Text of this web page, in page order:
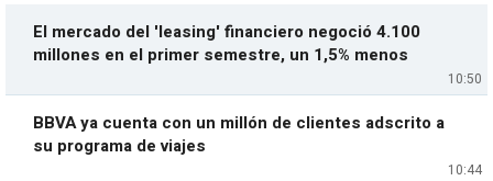
10:50
El mercado del 'leasing' financiero negoció 4.100
millones en el primer semestre, un 1,5% menos
10:44
BBVA ya cuenta con un millón de clientes adscrito a
su programa de viajes